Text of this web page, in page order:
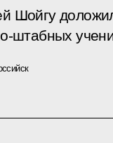
Шойгу
штабных